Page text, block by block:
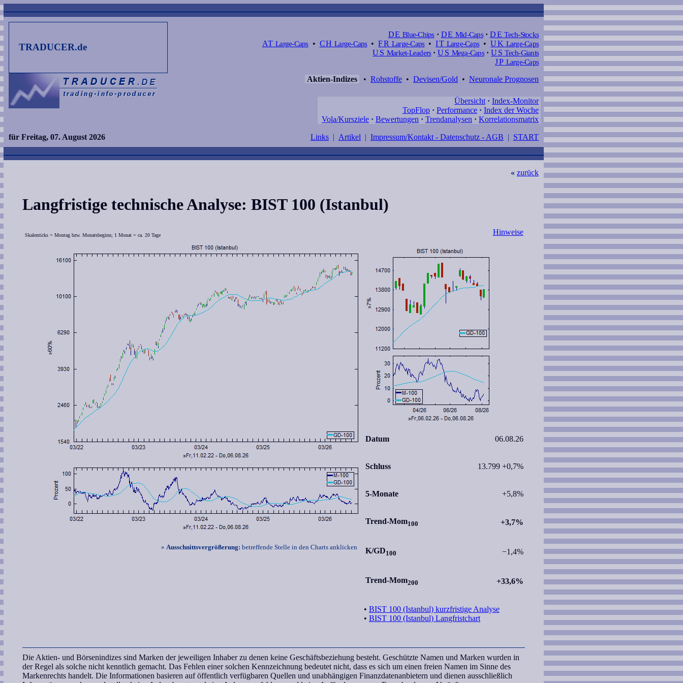
TRADUCER.de
DE Blue-Chips · DE Mid-Caps · DE Tech-Stocks
AT Large-Caps• CH Large-Caps•FR Large-Caps•IT Large-Caps•UK Large-Caps
US Market-Leaders · US Mega-Caps · US Tech-Giants
JP Large-Caps
Aktien-Indizes
• Rohstoffe • Devisen/Gold • Neuronale Prognosen
Übersicht · Index-Monitor
TopFlop · Performance · Index der Woche
Vola/Kursziele · Bewertungen · Trendanalysen · Korrelationsmatrix
« zurück
für Freitag, 07. August 2026 Links | Artikel | Impressum/Kontakt - Datenschutz - AGB | START
Langfristige technische Analyse: BIST 100 (Istanbul)
Skalenticks = Montag bzw. Monatsbeginn; 1 Monat = ca. 20 Tage Hinweise
»Ausschnittsvergrößerung: betreffende Stelle in den Charts anklicken
Datum 06.08.26
Schluss 13.799 +0,7%
5-Monate +5,8%
Trend-Mom100 +3,7%
K/GD100 −1,4%
Trend-Mom200 +33,6%
• BIST 100 (Istanbul) kurzfristige Analyse
• BIST 100 (Istanbul) Langfristchart
Die Aktien- und Börsenindizes sind Marken der jeweiligen Inhaber zu denen keine Geschäftsbeziehung besteht. Geschützte Namen und Marken wurden in
der Regel als solche nicht kenntlich gemacht. Das Fehlen einer solchen Kennzeichnung bedeutet nicht, dass es sich um einen freien Namen im Sinne des
Markenrechts handelt. Die Informationen basieren auf öffentlich verfügbaren Quellen und unabhängigen Finanzdatenanbietern und dienen ausschließlich